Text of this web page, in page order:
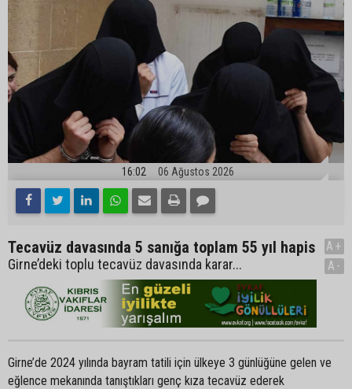
16:02 06 Ağustos 2026
Tecavüz davasında 5 sanığa toplam 55 yıl hapis
Girne’deki toplu tecavüz davasında karar...
A+
A-
Girne’de 2024 yılında bayram tatili için ülkeye 3 günlüğüne gelen ve
eğlence mekanında tanıştıkları genç kıza tecavüz ederek